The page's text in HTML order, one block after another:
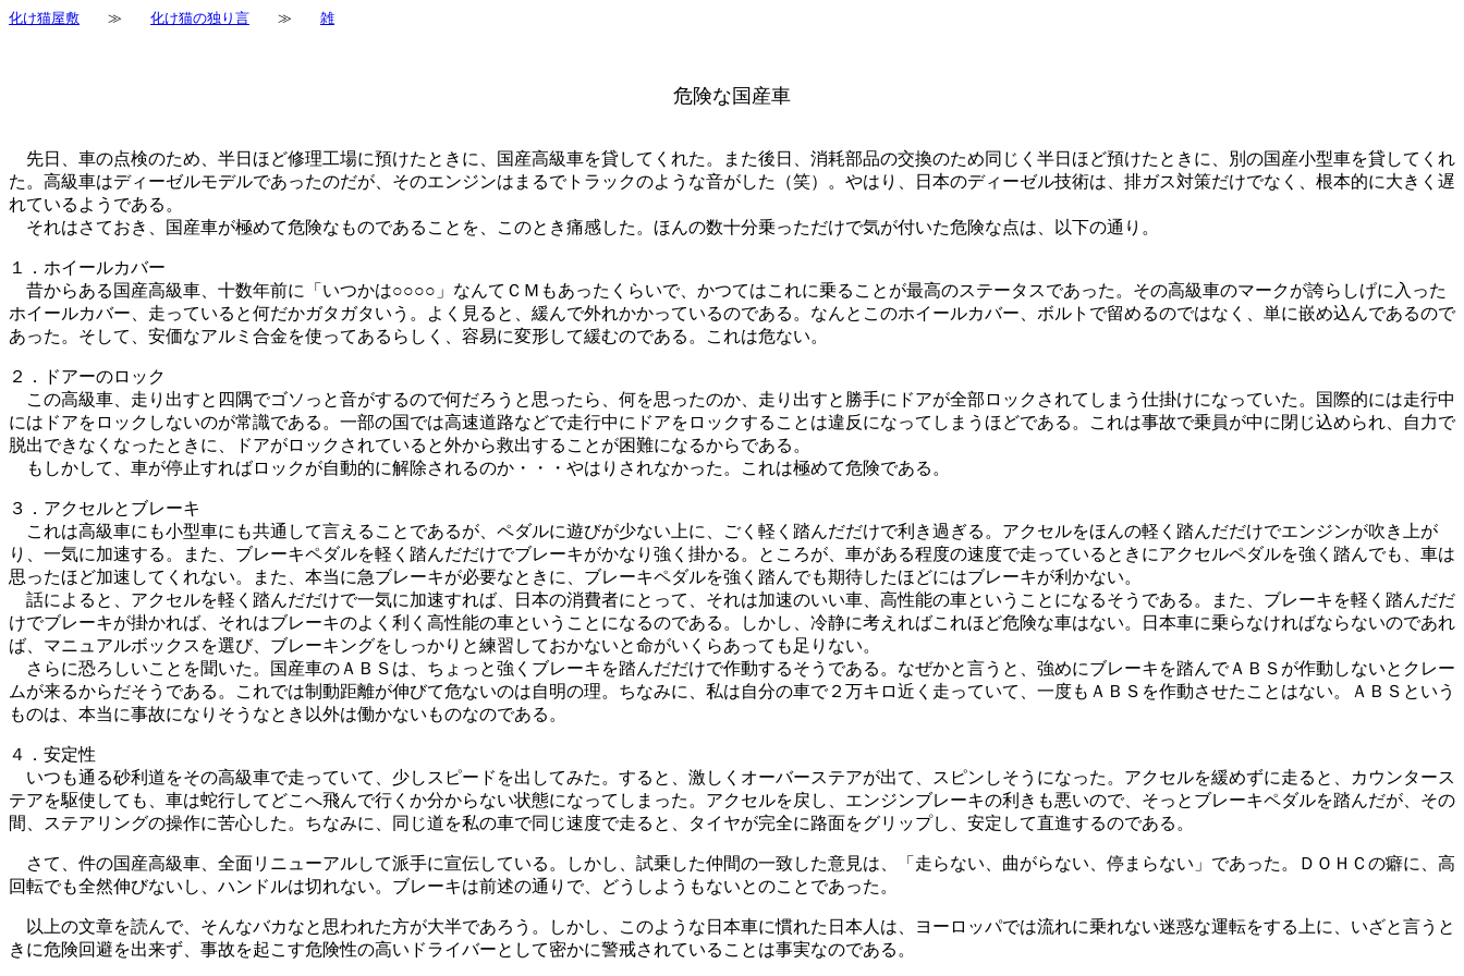
化け猫屋敷 ≫ 化け猫の独り言 ≫ 雑
危険な国産車
先日、車の点検のため、半日ほど修理工場に預けたときに、国産高級車を貸してくれた。また後日、消耗部品の交換のため同じく半日ほど預けたときに、別の国産小型車を貸してくれ
た。高級車はディーゼルモデルであったのだが、そのエンジンはまるでトラックのような音がした（笑）。やはり、日本のディーゼル技術は、排ガス対策だけでなく、根本的に大きく遅
れているようである。
それはさておき、国産車が極めて危険なものであることを、このとき痛感した。ほんの数十分乗っただけで気が付いた危険な点は、以下の通り。
１．ホイールカバー
昔からある国産高級車、十数年前に「いつかは○○○○」なんてＣＭもあったくらいで、かつてはこれに乗ることが最高のステータスであった。その高級車のマークが誇らしげに入った
ホイールカバー、走っていると何だかガタガタいう。よく見ると、緩んで外れかかっているのである。なんとこのホイールカバー、ボルトで留めるのではなく、単に嵌め込んであるので
あった。そして、安価なアルミ合金を使ってあるらしく、容易に変形して緩むのである。これは危ない。
２．ドアーのロック
この高級車、走り出すと四隅でゴソっと音がするので何だろうと思ったら、何を思ったのか、走り出すと勝手にドアが全部ロックされてしまう仕掛けになっていた。国際的には走行中
にはドアをロックしないのが常識である。一部の国では高速道路などで走行中にドアをロックすることは違反になってしまうほどである。これは事故で乗員が中に閉じ込められ、自力で
脱出できなくなったときに、ドアがロックされていると外から救出することが困難になるからである。
もしかして、車が停止すればロックが自動的に解除されるのか・・・やはりされなかった。これは極めて危険である。
３．アクセルとブレーキ
これは高級車にも小型車にも共通して言えることであるが、ペダルに遊びが少ない上に、ごく軽く踏んだだけで利き過ぎる。アクセルをほんの軽く踏んだだけでエンジンが吹き上が
り、一気に加速する。また、ブレーキペダルを軽く踏んだだけでブレーキがかなり強く掛かる。ところが、車がある程度の速度で走っているときにアクセルペダルを強く踏んでも、車は
思ったほど加速してくれない。また、本当に急ブレーキが必要なときに、ブレーキペダルを強く踏んでも期待したほどにはブレーキが利かない。
話によると、アクセルを軽く踏んだだけで一気に加速すれば、日本の消費者にとって、それは加速のいい車、高性能の車ということになるそうである。また、ブレーキを軽く踏んだだ
けでブレーキが掛かれば、それはブレーキのよく利く高性能の車ということになるのである。しかし、冷静に考えればこれほど危険な車はない。日本車に乗らなければならないのであれ
ば、マニュアルボックスを選び、ブレーキングをしっかりと練習しておかないと命がいくらあっても足りない。
さらに恐ろしいことを聞いた。国産車のＡＢＳは、ちょっと強くブレーキを踏んだだけで作動するそうである。なぜかと言うと、強めにブレーキを踏んでＡＢＳが作動しないとクレー
ムが来るからだそうである。これでは制動距離が伸びて危ないのは自明の理。ちなみに、私は自分の車で２万キロ近く走っていて、一度もＡＢＳを作動させたことはない。ＡＢＳという
ものは、本当に事故になりそうなとき以外は働かないものなのである。
４．安定性
いつも通る砂利道をその高級車で走っていて、少しスピードを出してみた。すると、激しくオーバーステアが出て、スピンしそうになった。アクセルを緩めずに走ると、カウンタース
テアを駆使しても、車は蛇行してどこへ飛んで行くか分からない状態になってしまった。アクセルを戻し、エンジンブレーキの利きも悪いので、そっとブレーキペダルを踏んだが、その
間、ステアリングの操作に苦心した。ちなみに、同じ道を私の車で同じ速度で走ると、タイヤが完全に路面をグリップし、安定して直進するのである。
さて、件の国産高級車、全面リニューアルして派手に宣伝している。しかし、試乗した仲間の一致した意見は、「走らない、曲がらない、停まらない」であった。ＤＯＨＣの癖に、高
回転でも全然伸びないし、ハンドルは切れない。ブレーキは前述の通りで、どうしようもないとのことであった。
以上の文章を読んで、そんなバカなと思われた方が大半であろう。しかし、このような日本車に慣れた日本人は、ヨーロッパでは流れに乗れない迷惑な運転をする上に、いざと言うと
きに危険回避を出来ず、事故を起こす危険性の高いドライバーとして密かに警戒されていることは事実なのである。